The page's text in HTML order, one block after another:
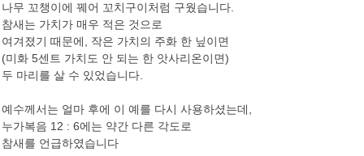
나무 꼬챙이에 꿰어 꼬치구이처럼 구웠습니다.
참새는 가치가 매우 적은 것으로
여겨졌기 때문에, 작은 가치의 주화 한 닢이면
(미화 5센트 가치도 안 되는 한 앗사리온이면)
두 마리를 살 수 있었습니다.
예수께서는 얼마 후에 이 예를 다시 사용하셨는데,
누가복음 12 : 6에는 약간 다른 각도로
참새를 언급하였습니다